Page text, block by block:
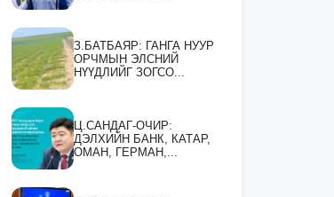
З.БАТБАЯР: ГАНГА НУУР
ОРЧМЫН ЭЛСНИЙ
НҮҮДЛИЙГ ЗОГСО...
Ц.САНДАГ-ОЧИР:
ДЭЛХИЙН БАНК, КАТАР,
ОМАН, ГЕРМАН,...